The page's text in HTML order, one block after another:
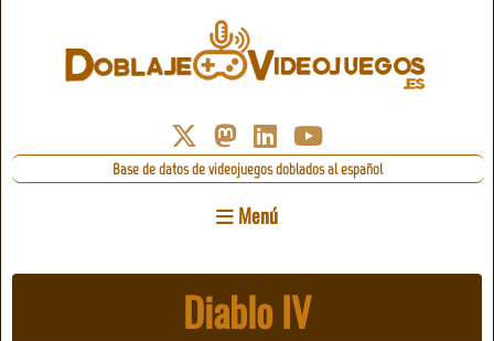
Base de datos de videojuegos doblados al español
Menú
Diablo IV